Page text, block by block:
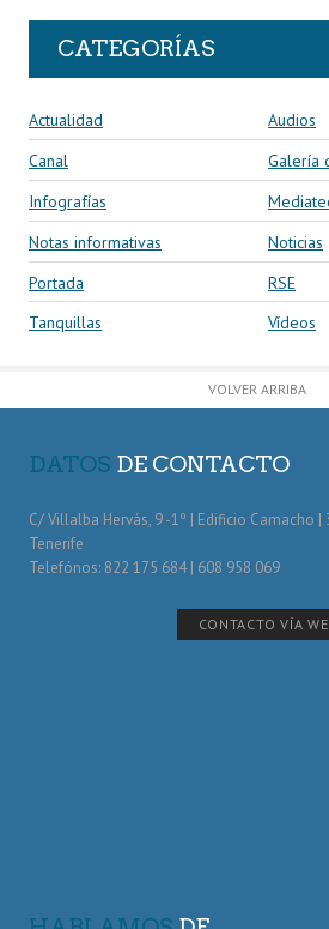
CATEGORÍAS
Actualidad
Audios
Canal
Galería
Infografías
Notas informativas
Noticias
Portada
RSE
Tanquillas
Vídeos
VOLVER ARRIBA
DATOS DE CONTACTO
C/ Villalba Hervás, 9 -1º | Edificio Camacho |
Tenerife
Telefónos: 822 175 684 | 608 958 069
CONTACTO VÍA